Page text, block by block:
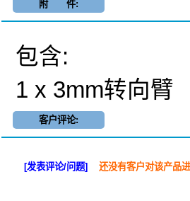
附 件:
包含:
1 x 3mm转向臂
客户评论:
[发表评论/问题] 还没有客户对该产品